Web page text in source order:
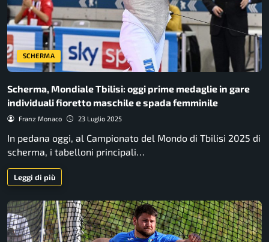
SCHERMA
Scherma, Mondiale Tbilisi: oggi prime medaglie in gare
individuali fioretto maschile e spada femminile
Franz Monaco 23 Luglio 2025
In pedana oggi, al Campionato del Mondo di Tbilisi 2025 di
scherma, i tabelloni principali…
Leggi di più